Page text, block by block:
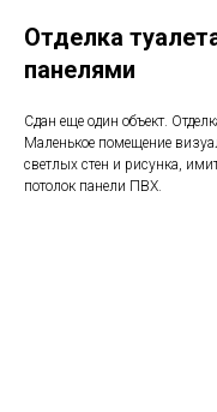
Отделка
панелями
Сдан еще один объект.
Маленькое помещение
светлых стен и рисунка,
потолок панели ПВХ.